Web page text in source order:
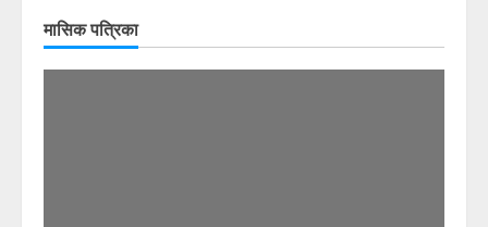
मासिक पत्रिका